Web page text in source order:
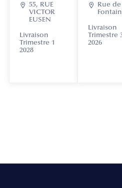
 55, RUE
VICTOR
EUSEN
Livraison
Trimestre 1
2028

Rue
Livraison
Trimestre
2026